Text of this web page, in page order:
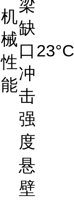
机
械
性
能
梁
缺
口
冲
击
强
度
23°C
悬
壁